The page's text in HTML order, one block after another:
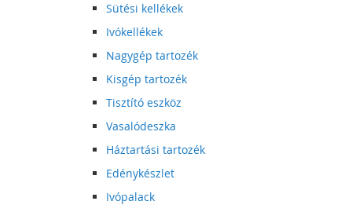
Sütési kellékek
Ivókellékek
Nagygép tartozék
Kisgép tartozék
Tisztító eszköz
Vasalódeszka
Háztartási tartozék
Edénykészlet
Ivópalack